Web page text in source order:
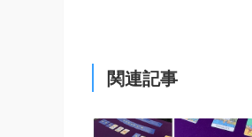
関連記事